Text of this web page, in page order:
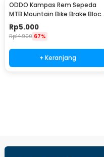
ODDO Kampas Rem Sepeda
MTB Mountain Bike Brake Block
70mm 2 PCS - B39
Rp5.000
Rp14.900 67%
+ Keranjang